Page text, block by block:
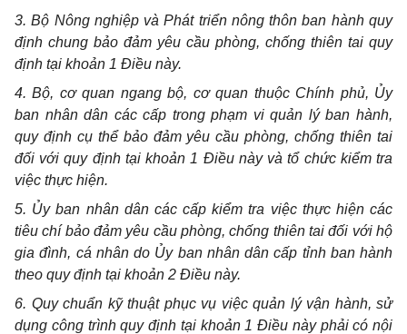
3. Bộ Nông nghiệp và Phát triển nông thôn ban hành quy
định chung bảo đảm yêu cầu phòng, chống thiên tai quy
định tại khoản 1 Điều này.
4.Bộ, cơ quan ngang bộ, cơ quan thuộc Chính phủ, Ủy
ban nhân dân các cấp trong phạm vi quản lý ban hành,
quy định cụ thể bảo đảm yêu cầu phòng, chống thiên tai
đối vớiquy định tại khoản 1 Điều nàyvà tổ chức kiểm tra
việc thực hiện.
5. Ủy ban nhân dân các cấp kiểm tra việc thực hiệncác
tiêu chí bảo đảm yêu cầu phòng, chống thiên tai đối với hộ
gia đình, cá nhân do Ủy ban nhân dân cấp tỉnh ban hành
theo quy định tại khoản 2 Điều này.
6. Quy chuẩn kỹ thuật phục vụ việc quản lý vận hành, sử
dụng công trình quy định tại khoản 1 Điều này phải có nội